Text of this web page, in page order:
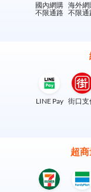
國內網購
不限通路
海外網
不限通
LINE Pay 街口支
超